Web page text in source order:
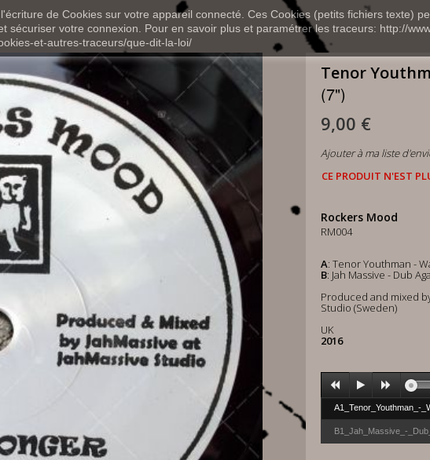
de Cookies sur votre appareil connecté. Ces Cookies (petits fichiers texte)
votre connexion. Pour en savoir plus et paramétrer les traceurs: http://
et-autres-traceurs/que-dit-la-loi/
Tenor
(7")
9,00 €
Ajouter à ma liste
CE PRODUIT N'EST
Rockers Mood
RM004
A: Tenor Youthman -
B: Jah Massive - Dub
Produced and mixed
Studio (Sweden)
UK
2016
A1_Tenor_Youthman_-
B1_Jah_Massive_-